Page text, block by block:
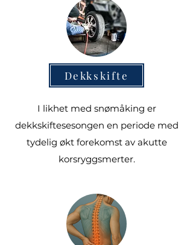
Dekkskifte
I likhet med snømåking er
dekkskiftesesongen en periode med
tydelig økt forekomst av akutte
korsryggsmerter.